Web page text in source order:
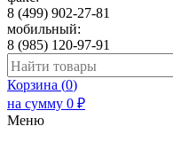
8 (499) 902-27-81
мобильный:
8 (985) 120-97-91
Корзина (0)
на сумму 0 ₽
Меню